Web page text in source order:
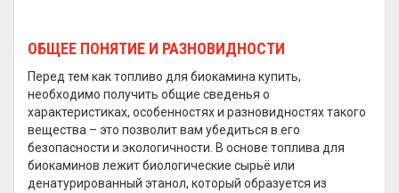
ОБЩЕЕ ПОНЯТИЕ И РАЗНОВИДНОСТИ
Перед тем как топливо для биокамина купить,
необходимо получить общие сведенья о
характеристиках, особенностях и разновидностях такого
вещества – это позволит вам убедиться в его
безопасности и экологичности. В основе топлива для
биокаминов лежит биологические сырьё или
денатурированный этанол, который образуется из